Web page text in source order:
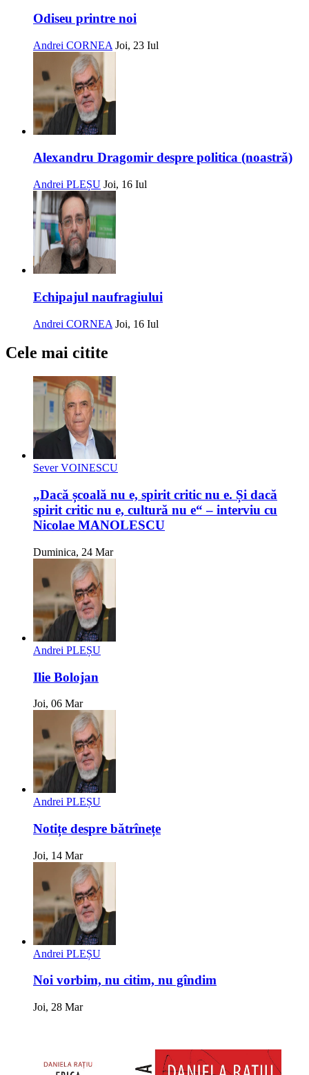
Odiseu printre noi
Andrei CORNEA Joi, 23 Iul
Alexandru Dragomir despre politica (noastră)
Andrei PLEȘU Joi, 16 Iul
Echipajul naufragiului
Andrei CORNEA Joi, 16 Iul
Cele mai citite
Sever VOINESCU
„Dacă școală nu e, spirit critic nu e. Și dacă
spirit critic nu e, cultură nu e“ – interviu cu
Nicolae MANOLESCU
Duminica, 24 Mar
Andrei PLEȘU
Ilie Bolojan
Joi, 06 Mar
Andrei PLEȘU
Notițe despre bătrînețe
Joi, 14 Mar
Andrei PLEȘU
Noi vorbim, nu citim, nu gîndim
Joi, 28 Mar